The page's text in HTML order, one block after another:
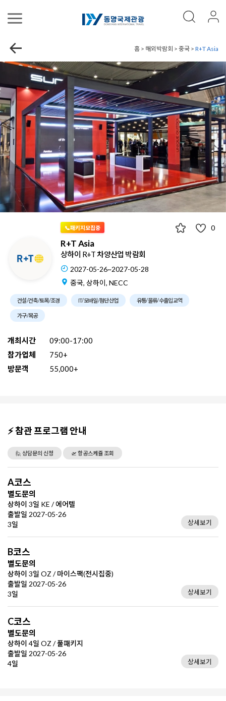
홈 > 해외박람회 > 중국 > R+T Asia
📞패키지모집중 0
R+T Asia
상하이 R+T 차양산업 박람회
2027-05-26~2027-05-28
중국, 상하이, NECC
건설/건축/토목/조경 IT/모바일/첨단산업 유통/물류/수출입교역
가구/목공
개최시간
09:00-17:00
참가업체
750+
방문객
55,000+
⚡ 참관 프로그램 안내
🙋 상담문의 신청 🛫 항공스케쥴 조회
A코스
별도문의
상하이 3일 KE / 에어텔
출발일 2027-05-26
3일
상세보기
B코스
별도문의
상하이 3일 OZ / 마이스팩(전시집중)
출발일 2027-05-26
3일
상세보기
C코스
별도문의
상하이 4일 OZ / 풀패키지
출발일 2027-05-26
4일
상세보기